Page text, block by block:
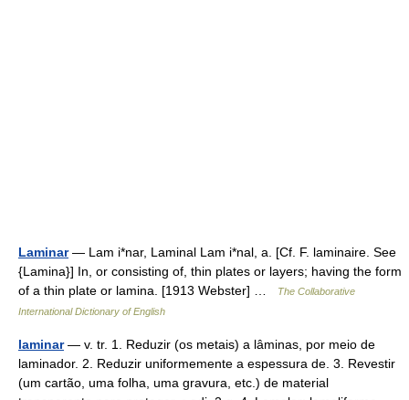
Laminar— Lam i*nar, Laminal Lam i*nal, a. [Cf. F. laminaire. See
{Lamina}] In, or consisting of, thin plates or layers; having the form
of a thin plate or lamina. [1913 Webster] …
The Collaborative
International Dictionary of English
laminar— v. tr. 1. Reduzir (os metais) a lâminas, por meio de
laminador. 2. Reduzir uniformemente a espessura de. 3. Revestir
(um cartão, uma folha, uma gravura, etc.) de material